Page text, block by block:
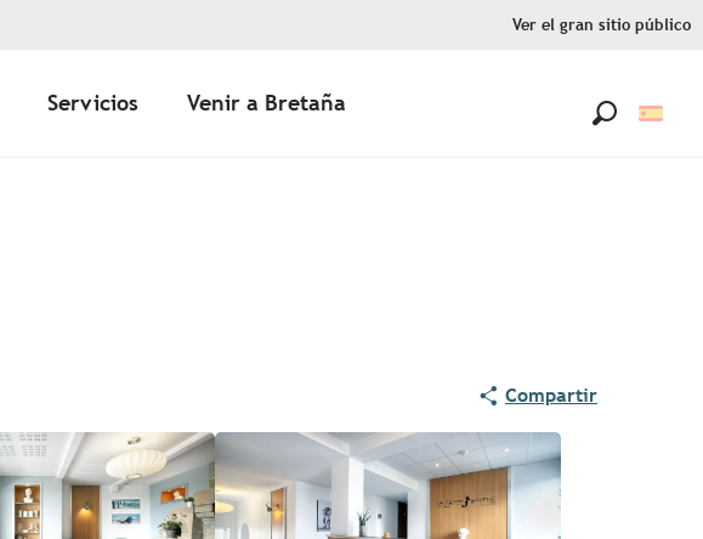
Ver el gran sitio público
Servicios Venir a Bretaña
Compartir